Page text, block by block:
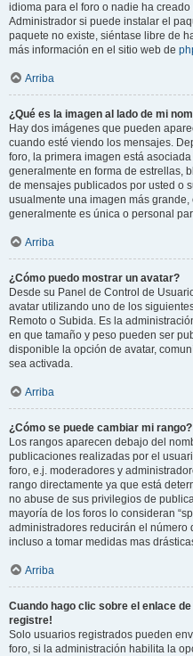
idioma para el foro o nadie ha
Administrador si puede instalar el
paquete no existe, siéntase libre de
más información en el sitio web de
Arriba
¿Qué es la imagen al lado de mi
Hay dos imágenes que pueden
cuando esté viendo los mensajes.
foro, la primera imagen está
generalmente en forma de estrellas,
de mensajes publicados por usted o
usualmente una imagen más
generalmente es única o personal
Arriba
¿Cómo puedo mostrar un avatar?
Desde su Panel de Control de
avatar utilizando uno de los
Remoto o Subida. Es la
en que tamaño y peso pueden ser
disponible la opción de avatar,
sea activada.
Arriba
¿Cómo se puede cambiar mi rango?
Los rangos aparecen debajo del
publicaciones realizadas por el
foro, e.j. moderadores y
rango directamente ya que está
no abuse de sus privilegios de
mayoría de los foros lo consideran
administradores reducirán el
incluso a tomar medidas mas
Arriba
Cuando hago clic sobre el enlace
registre!
Solo usuarios registrados pueden
foro, si la administración habilita la